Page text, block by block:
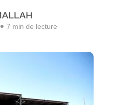
7 min de lecture